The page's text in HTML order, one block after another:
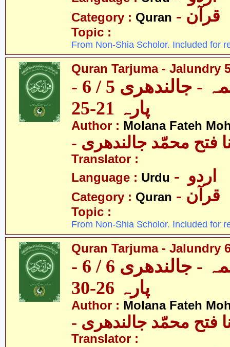
Category : Quran - قرآن
Topic :
From Non-Shia Scholor. Included for
Quran Tarjuma - Jalundry
قرآن ترجمہ - جالندھری 5 / 6 -
پارہ 21-25
Author : Molana Fateh
فتح محمّد جالندھری
Translator :
Language : Urdu
Category : Quran - قرآن
Topic :
From Non-Shia Scholor. Included for
Quran Tarjuma - Jalundry
قرآن ترجمہ - جالندھری 6 / 6 -
پارہ 26-30
Author : Molana Fateh
فتح محمّد جالندھری
Translator :